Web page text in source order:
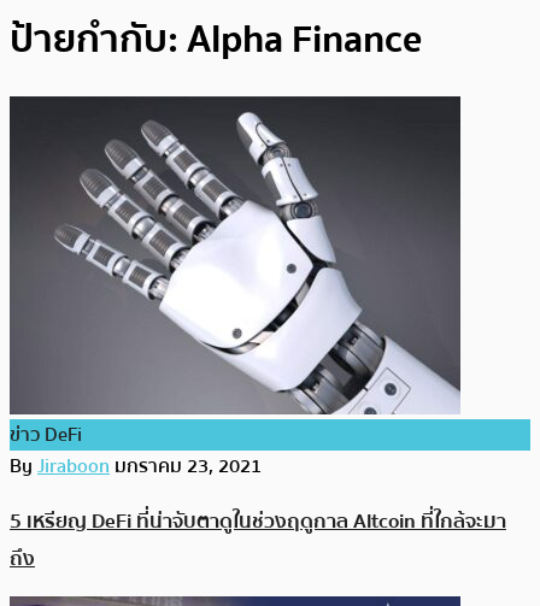
ป้ายกำกับ:Alpha Finance
ข่าว DeFi
ByJiraboonมกราคม 23, 2021
5 เหรียญ DeFi ที่น่าจับตาดูในช่วงฤดูกาล Altcoin ที่ใกล้จะมา
ถึง